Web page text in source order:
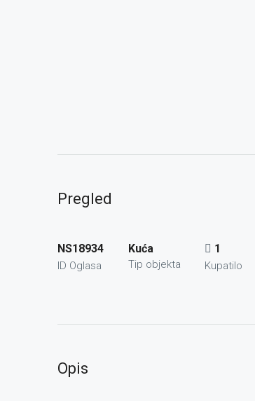
Pregled
NS18934
ID Oglasa
Kuća
Tip objekta
1
Kupatilo
Opis